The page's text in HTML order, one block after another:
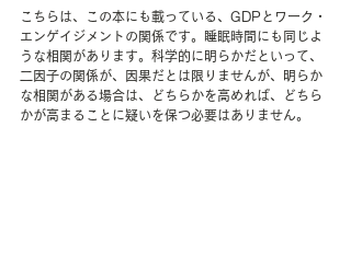
こちらは、この本にも載っている、GDPとワーク・
エンゲイジメントの関係です。睡眠時間にも同じよ
うな相関があります。科学的に明らかだといって、
二因子の関係が、因果だとは限りませんが、明らか
な相関がある場合は、どちらかを高めれば、どちら
かが高まることに疑いを保つ必要はありません。